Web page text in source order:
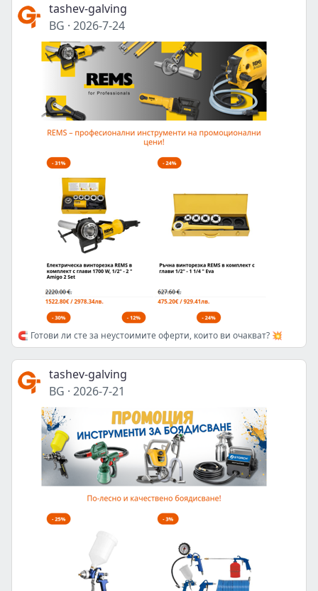
tashev-galving
BG · 2026-7-24
🧲 Готови ли сте за неустоимите оферти, които ви очакват? 💥
tashev-galving
BG · 2026-7-21